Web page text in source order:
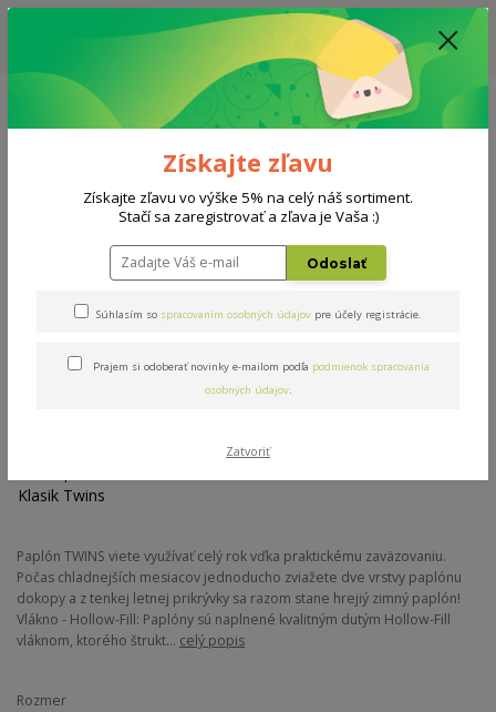
ZĽAVA: VŠETKY VYSTAVENÉ POSTELE ZA 400€ - CENA MATRACU A ROŠTU
PODĽA VÝBERU / DODACIA LEHOTA JE AKTUÁLNE 10-15 PRACOVNÝCH
Menu
0908 777 700 Po-So: 10-18 hod.
0
Doplnky Paplón Klasik Twins
Paplón Klasik Twins
Paplón TWINS viete využívať celý rok vďka praktickému zaväzovaniu.
Počas chladnejších mesiacov jednoducho zviažete dve vrstvy paplónu
dokopy a z tenkej letnej prikrývky sa razom stane hrejiý zimný paplón!
Vlákno - Hollow-Fill: Paplóny sú naplnené kvalitným dutým Hollow-Fill
vláknom, ktorého štrukt... celý popis
Rozmer
Získajte zľavu
Získajte zľavu vo výške 5% na celý náš sortiment.
Stačí sa zaregistrovať a zľava je Vaša :)
Odoslať
Súhlasím so spracovaním osobných údajov pre účely registrácie.
Prajem si odoberať novinky e-mailom podľa podmienok spracovania
osobných údajov.
Zatvoriť